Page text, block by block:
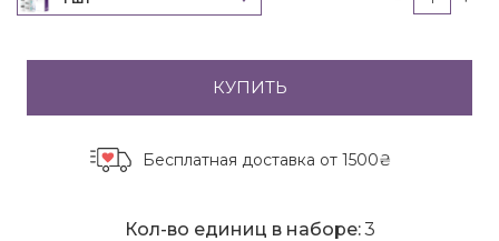
КУПИТЬ
Бесплатная доставка от 1500₴
Кол-во единиц в наборе:3